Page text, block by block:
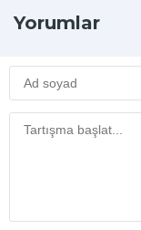
Yorumlar